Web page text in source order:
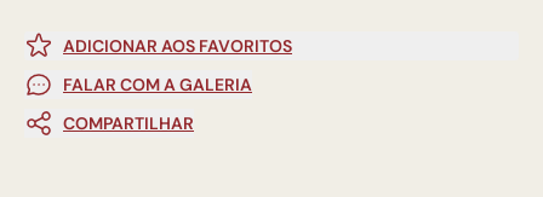
ADICIONAR AOS FAVORITOS
FALAR COM A GALERIA
COMPARTILHAR